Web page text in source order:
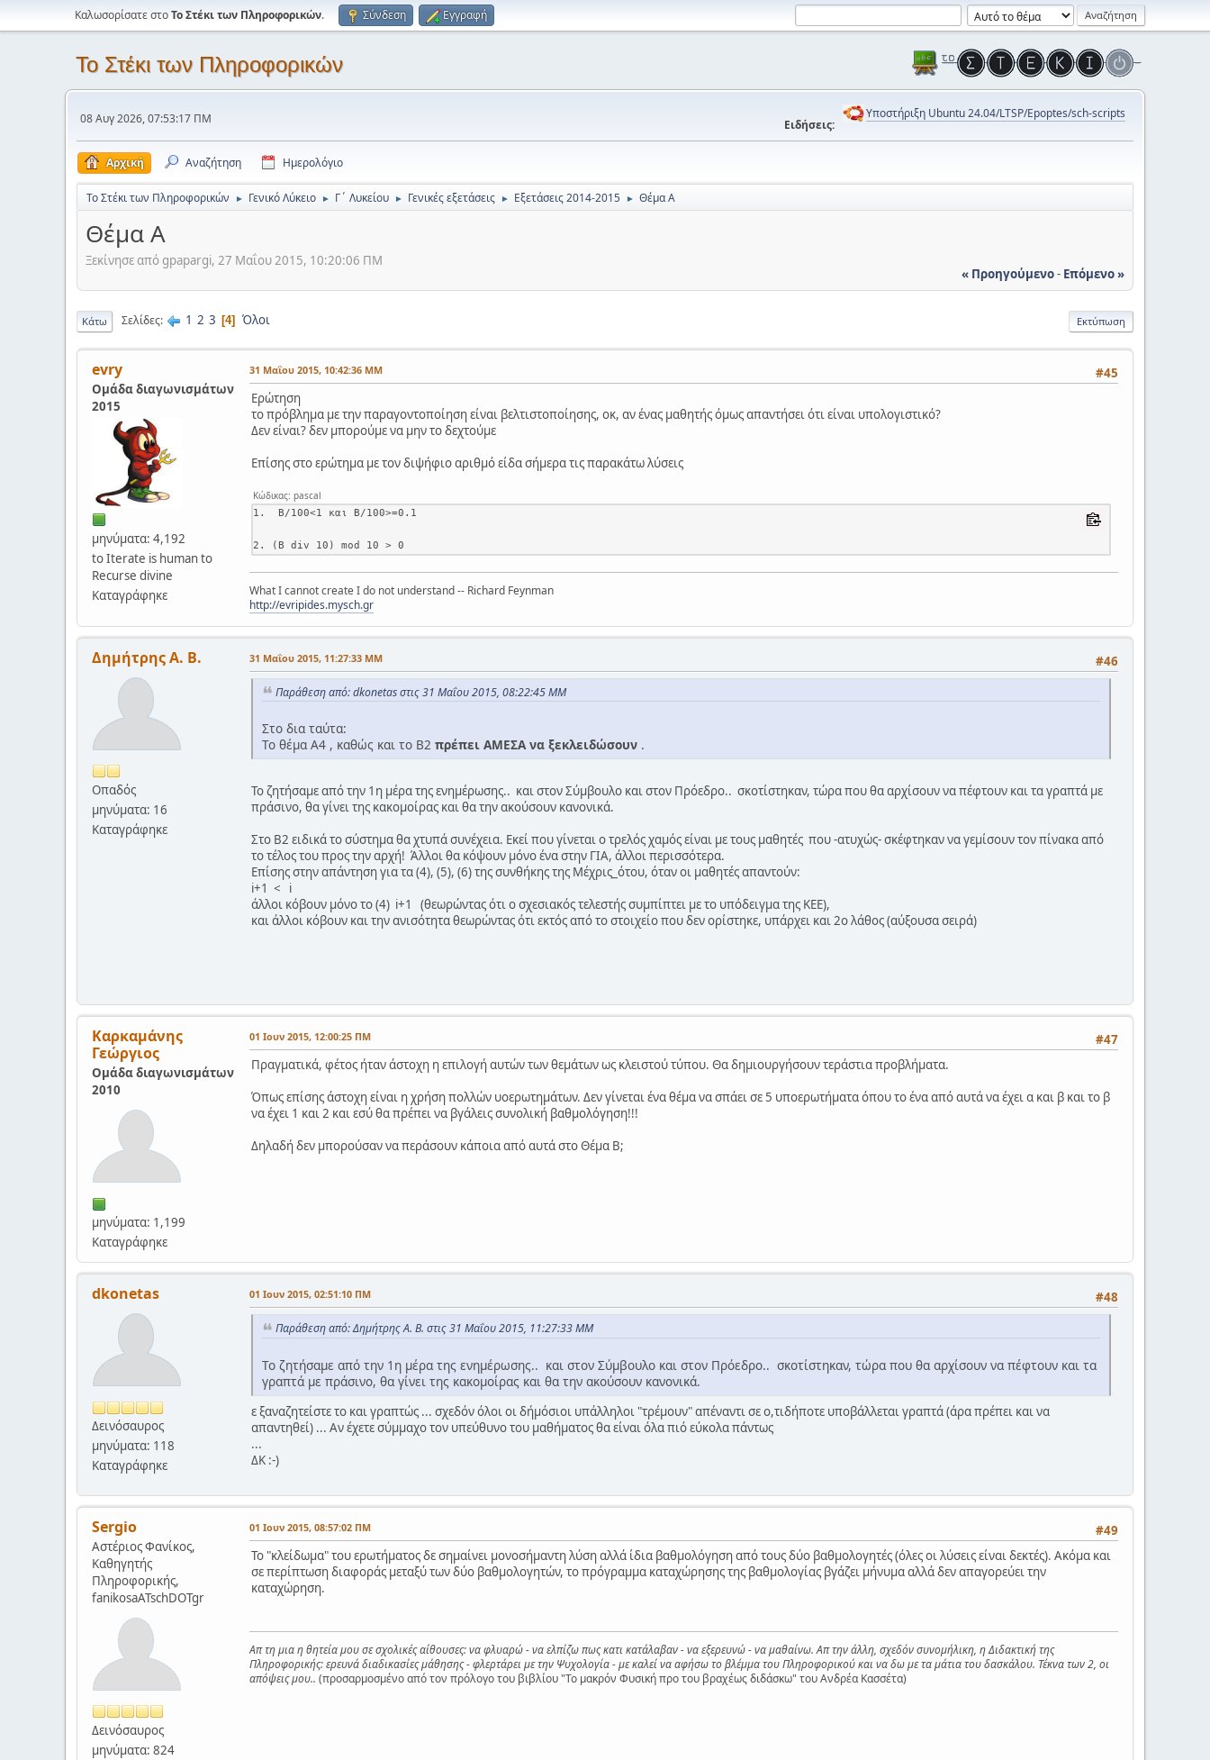
Καλωσορίσατε στοΤο Στέκι των Πληροφορικών. Σύνδεση Εγγραφή
Το Στέκι των Πληροφορικών
08 Αυγ 2026, 07:53:17 ΠΜ Ειδήσεις:
Υποστήριξη Ubuntu 24.04/LTSP/Epoptes/sch-scripts
Αρχική Αναζήτηση Ημερολόγιο
Το Στέκι των Πληροφορικών ► Γενικό Λύκειο ► Γ΄ Λυκείου ► Γενικές εξετάσεις ► Εξετάσεις 2014-2015 ► Θέμα Α
Θέμα Α
Ξεκίνησε από gpapargi, 27 Μαΐου 2015, 10:20:06 ΠΜ
« Προηγούμενο- Επόμενο »
Εκτύπωση
Κάτω Σελίδες 1 2 3 4 Όλοι
evry
Ομάδα διαγωνισμάτων
2015
μηνύματα: 4,192
to Iterate is human to
Recurse divine
Καταγράφηκε
#45
31 Μαΐου 2015, 10:42:36 ΜΜ
Ερώτηση
το πρόβλημα με την παραγοντοποίηση είναι βελτιστοποίησης, οκ, αν ένας μαθητής όμως απαντήσει ότι είναι υπολογιστικό?
Δεν είναι? δεν μπορούμε να μην το δεχτούμε
Επίσης στο ερώτημα με τον διψήφιο αριθμό είδα σήμερα τις παρακάτω λύσεις
Κώδικας: pascal
1.  B/100<1 και B/100>=0.1
What I cannot create I do not understand -- Richard Feynman
http://evripides.mysch.gr
Δημήτρης Α. Β.
Οπαδός
μηνύματα: 16
Καταγράφηκε
#46
31 Μαΐου 2015, 11:27:33 ΜΜ
Παράθεση από: dkonetas στις 31 Μαΐου 2015, 08:22:45 ΜΜ
Στο δια ταύτα:
Το θέμα Α4 , καθώς και το Β2 πρέπει ΑΜΕΣΑ να ξεκλειδώσουν .
Το ζητήσαμε από την 1η μέρα της ενημέρωσης.. και στον Σύμβουλο και στον Πρόεδρο.. σκοτίστηκαν, τώρα που θα αρχίσουν να πέφτουν και τα γραπτά με
πράσινο, θα γίνει της κακομοίρας και θα την ακούσουν κανονικά.
Στο Β2 ειδικά το σύστημα θα χτυπά συνέχεια. Εκεί που γίνεται ο τρελός χαμός είναι με τους μαθητές που -ατυχώς- σκέφτηκαν να γεμίσουν τον πίνακα από
το τέλος του προς την αρχή! Άλλοι θα κόψουν μόνο ένα στην ΓΙΑ, άλλοι περισσότερα.
Επίσης στην απάντηση για τα (4), (5), (6) της συνθήκης της Μέχρις_ότου, όταν οι μαθητές απαντούν:
i+1 < i
άλλοι κόβουν μόνο το (4) i+1 (θεωρώντας ότι ο σχεσιακός τελεστής συμπίπτει με το υπόδειγμα της ΚΕΕ),
και άλλοι κόβουν και την ανισότητα θεωρώντας ότι εκτός από το στοιχείο που δεν ορίστηκε, υπάρχει και 2ο λάθος (αύξουσα σειρά)
Καρκαμάνης
Γεώργιος
Ομάδα διαγωνισμάτων
2010
μηνύματα: 1,199
Καταγράφηκε
#47
01 Ιουν 2015, 12:00:25 ΠΜ
Πραγματικά, φέτος ήταν άστοχη η επιλογή αυτών των θεμάτων ως κλειστού τύπου. Θα δημιουργήσουν τεράστια προβλήματα.
Όπως επίσης άστοχη είναι η χρήση πολλών υοερωτημάτων. Δεν γίνεται ένα θέμα να σπάει σε 5 υποερωτήματα όπου το ένα από αυτά να έχει α και β και το β
να έχει 1 και 2 και εσύ θα πρέπει να βγάλεις συνολική βαθμολόγηση!!!
Δηλαδή δεν μπορούσαν να περάσουν κάποια από αυτά στο Θέμα Β;
dkonetas
Δεινόσαυρος
μηνύματα: 118
Καταγράφηκε
#48
01 Ιουν 2015, 02:51:10 ΠΜ
Παράθεση από: Δημήτρης Α. Β. στις 31 Μαΐου 2015, 11:27:33 ΜΜ
Το ζητήσαμε από την 1η μέρα της ενημέρωσης.. και στον Σύμβουλο και στον Πρόεδρο.. σκοτίστηκαν, τώρα που θα αρχίσουν να πέφτουν και τα
γραπτά με πράσινο, θα γίνει της κακομοίρας και θα την ακούσουν κανονικά.
ε ξαναζητείστε το και γραπτώς ... σχεδόν όλοι οι δήμόσιοι υπάλληλοι "τρέμουν" απέναντι σε ο,τιδήποτε υποβάλλεται γραπτά (άρα πρέπει και να
απαντηθεί) ... Αν έχετε σύμμαχο τον υπεύθυνο του μαθήματος θα είναι όλα πιό εύκολα πάντως
...
ΔΚ :-)
Sergio
Αστέριος Φανίκος,
Καθηγητής
Πληροφορικής,
fanikosaATschDOTgr
Δεινόσαυρος
μηνύματα: 824
#49
01 Ιουν 2015, 08:57:02 ΠΜ
Το "κλείδωμα" του ερωτήματος δε σημαίνει μονοσήμαντη λύση αλλά ίδια βαθμολόγηση από τους δύο βαθμολογητές (όλες οι λύσεις είναι δεκτές). Ακόμα και
σε περίπτωση διαφοράς μεταξύ των δύο βαθμολογητών, το πρόγραμμα καταχώρησης της βαθμολογίας βγάζει μήνυμα αλλά δεν απαγορεύει την
καταχώρηση.
Απ τη μια η θητεία μου σε σχολικές αίθουσες: να φλυαρώ - να ελπίζω πως κατι κατάλαβαν - να εξερευνώ - να μαθαίνω. Απ την άλλη, σχεδόν συνομήλικη, η Διδακτική της
Πληροφορικής: ερευνά διαδικασίες μάθησης - φλερτάρει με την Ψυχολογία - με καλεί να αφήσω το βλέμμα του Πληροφορικού και να δω με τα μάτια του δασκάλου. Τέκνα των 2, οι
απόψεις μου.. (προσαρμοσμένο από τον πρόλογο του βιβλίου "Το μακρόν Φυσική προ του βραχέως διδάσκω" του Ανδρέα Κασσέτα)